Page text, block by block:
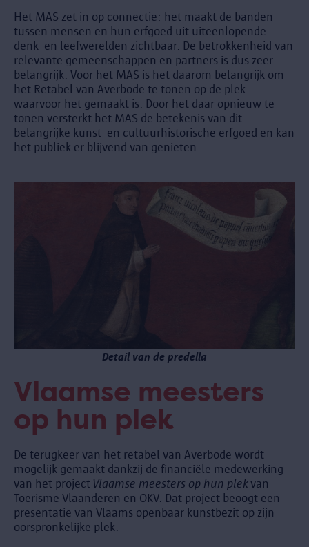
Het MAS zet in op connectie: het maakt de banden
tussen mensen en hun erfgoed uit uiteenlopende
denk- en leefwerelden zichtbaar. De betrokkenheid van
relevante gemeenschappen en partners is dus zeer
belangrijk. Voor het MAS is het daarom belangrijk om
het Retabel van Averbode te tonen op de plek
waarvoor het gemaakt is. Door het daar opnieuw te
tonen versterkt het MAS de betekenis van dit
belangrijke kunst- en cultuurhistorische erfgoed en kan
het publiek er blijvend van genieten.
Detail van de predella
Vlaamse meesters
op hun plek
De terugkeer van het retabel van Averbode wordt
mogelijk gemaakt dankzij de financiële medewerking
van het project Vlaamse meesters op hun plekvan
Toerisme Vlaanderen en OKV. Dat project beoogt een
presentatie van Vlaams openbaar kunstbezit op zijn
oorspronkelijke plek.